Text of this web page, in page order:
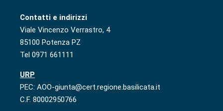
Contatti e indirizzi
Viale Vincenzo Verrastro, 4
85100 Potenza PZ
Tel 0971 661111
URP
PEC: AOO-giunta@cert.regione.basilicata.it
C.F. 80002950766